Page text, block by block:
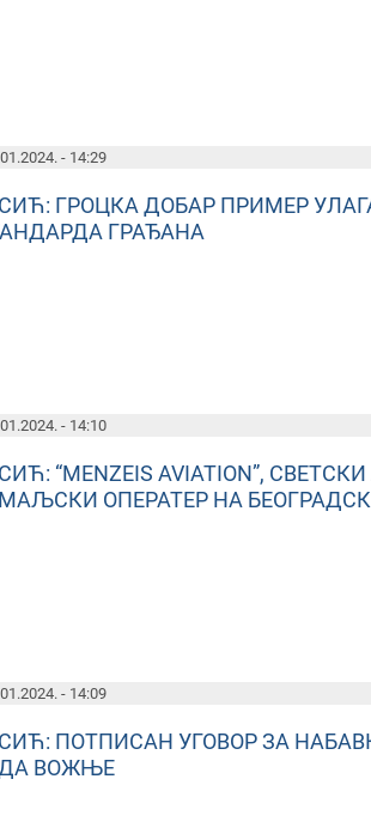
- 14:29
ГРОЦКА ДОБАР ПРИМЕР
ГРАЂАНА
- 14:10
“MENZEIS AVIATION”,
ОПЕРАТЕР НА
- 14:09
ПОТПИСАН УГОВОР ЗА
ВОЖЊЕ